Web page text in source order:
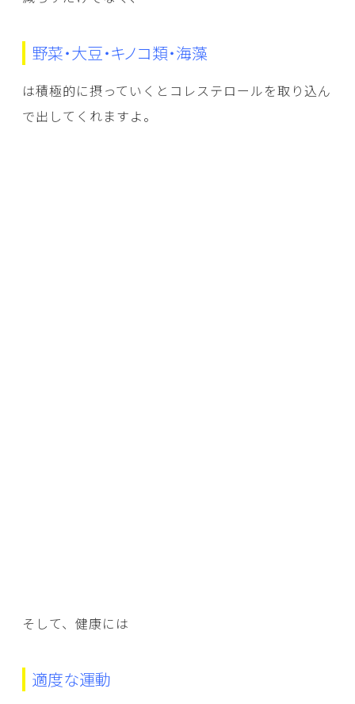
野菜・大豆・キノコ類・海藻
は積極的に摂っていくとコレステロールを取り込ん
で出してくれますよ。
そして、健康には
適度な運動